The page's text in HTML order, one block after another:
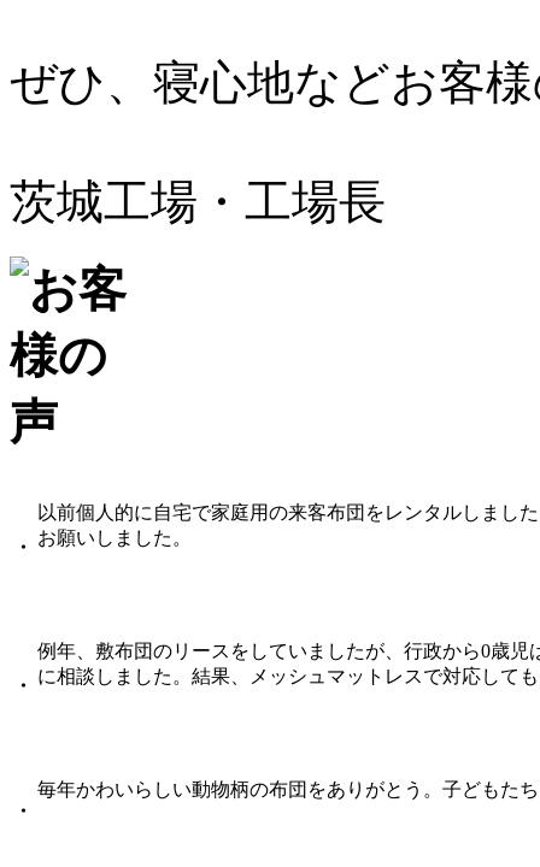
ぜひ、寝心地などお客
茨城工場・工場長
・
以前個人的に自宅で家庭用の来客布団をレンタルしまし
お願いしました。
・
例年、敷布団のリースをしていましたが、行政から0歳
に相談しました。結果、メッシュマットレスで対応して
・
毎年かわいらしい動物柄の布団をありがとう。子どもた